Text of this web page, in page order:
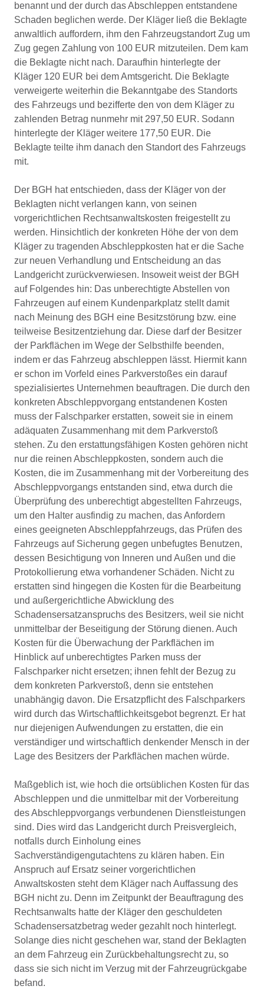
benannt und der durch das Abschleppen entstandene
Schaden beglichen werde. Der Kläger ließ die Beklagte
anwaltlich auffordern, ihm den Fahrzeugstandort Zug um
Zug gegen Zahlung von 100 EUR mitzuteilen. Dem kam
die Beklagte nicht nach. Daraufhin hinterlegte der
Kläger 120 EUR bei dem Amtsgericht. Die Beklagte
verweigerte weiterhin die Bekanntgabe des Standorts
des Fahrzeugs und bezifferte den von dem Kläger zu
zahlenden Betrag nunmehr mit 297,50 EUR. Sodann
hinterlegte der Kläger weitere 177,50 EUR. Die
Beklagte teilte ihm danach den Standort des Fahrzeugs
mit.
Der BGH hat entschieden, dass der Kläger von der
Beklagten nicht verlangen kann, von seinen
vorgerichtlichen Rechtsanwaltskosten freigestellt zu
werden. Hinsichtlich der konkreten Höhe der von dem
Kläger zu tragenden Abschleppkosten hat er die Sache
zur neuen Verhandlung und Entscheidung an das
Landgericht zurückverwiesen. Insoweit weist der BGH
auf Folgendes hin: Das unberechtigte Abstellen von
Fahrzeugen auf einem Kundenparkplatz stellt damit
nach Meinung des BGH eine Besitzstörung bzw. eine
teilweise Besitzentziehung dar. Diese darf der Besitzer
der Parkflächen im Wege der Selbsthilfe beenden,
indem er das Fahrzeug abschleppen lässt. Hiermit kann
er schon im Vorfeld eines Parkverstoßes ein darauf
spezialisiertes Unternehmen beauftragen. Die durch den
konkreten Abschleppvorgang entstandenen Kosten
muss der Falschparker erstatten, soweit sie in einem
adäquaten Zusammenhang mit dem Parkverstoß
stehen. Zu den erstattungsfähigen Kosten gehören nicht
nur die reinen Abschleppkosten, sondern auch die
Kosten, die im Zusammenhang mit der Vorbereitung des
Abschleppvorgangs entstanden sind, etwa durch die
Überprüfung des unberechtigt abgestellten Fahrzeugs,
um den Halter ausfindig zu machen, das Anfordern
eines geeigneten Abschleppfahrzeugs, das Prüfen des
Fahrzeugs auf Sicherung gegen unbefugtes Benutzen,
dessen Besichtigung von Inneren und Außen und die
Protokollierung etwa vorhandener Schäden. Nicht zu
erstatten sind hingegen die Kosten für die Bearbeitung
und außergerichtliche Abwicklung des
Schadensersatzanspruchs des Besitzers, weil sie nicht
unmittelbar der Beseitigung der Störung dienen. Auch
Kosten für die Überwachung der Parkflächen im
Hinblick auf unberechtigtes Parken muss der
Falschparker nicht ersetzen; ihnen fehlt der Bezug zu
dem konkreten Parkverstoß, denn sie entstehen
unabhängig davon. Die Ersatzpflicht des Falschparkers
wird durch das Wirtschaftlichkeitsgebot begrenzt. Er hat
nur diejenigen Aufwendungen zu erstatten, die ein
verständiger und wirtschaftlich denkender Mensch in der
Lage des Besitzers der Parkflächen machen würde.
Maßgeblich ist, wie hoch die ortsüblichen Kosten für das
Abschleppen und die unmittelbar mit der Vorbereitung
des Abschleppvorgangs verbundenen Dienstleistungen
sind. Dies wird das Landgericht durch Preisvergleich,
notfalls durch Einholung eines
Sachverständigengutachtens zu klären haben. Ein
Anspruch auf Ersatz seiner vorgerichtlichen
Anwaltskosten steht dem Kläger nach Auffassung des
BGH nicht zu. Denn im Zeitpunkt der Beauftragung des
Rechtsanwalts hatte der Kläger den geschuldeten
Schadensersatzbetrag weder gezahlt noch hinterlegt.
Solange dies nicht geschehen war, stand der Beklagten
an dem Fahrzeug ein Zurückbehaltungsrecht zu, so
dass sie sich nicht im Verzug mit der Fahrzeugrückgabe
befand.